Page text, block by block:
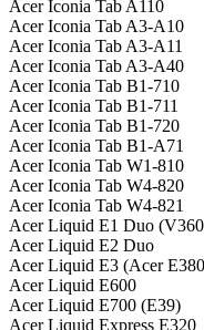
Acer Iconia Tab A110
Acer Iconia Tab A3-A10
Acer Iconia Tab A3-A11
Acer Iconia Tab A3-A40
Acer Iconia Tab B1-710
Acer Iconia Tab B1-711
Acer Iconia Tab B1-720
Acer Iconia Tab B1-A71
Acer Iconia Tab W1-810
Acer Iconia Tab W4-820
Acer Iconia Tab W4-821
Acer Liquid E1 Duo
Acer Liquid E2 Duo
Acer Liquid E3 (Acer
Acer Liquid E600
Acer Liquid E700 (E39)
Acer Liquid Express E320